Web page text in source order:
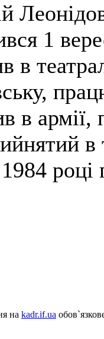
1
в
в
в
році
на kadr.if.ua